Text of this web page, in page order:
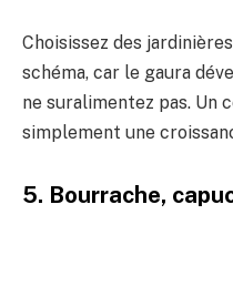
Choisissez des
schéma, car le gaura
ne suralimentez pas. Un
simplement une
5. Bourrache,